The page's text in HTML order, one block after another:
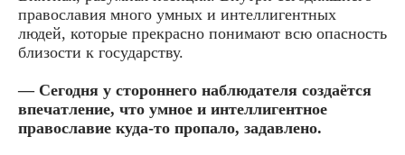
православия много умных и интеллигентных
людей, которые прекрасно понимают всю опасность
близости к государству.
— Сегодня у стороннего наблюдателя создаётся
впечатление, что умное и интеллигентное
православие куда-то пропало, задавлено.